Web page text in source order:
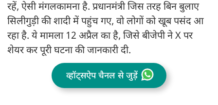
रहें, ऐसी मंगलकामना है. प्रधानमंत्री जिस तरह बिन बुलाए
सिलीगुड़ी की शादी में पहुंच गए, वो लोगों को खूब पसंद आ
रहा है. ये मामला 12 अप्रैल का है, जिसे बीजेपी ने X पर
शेयर कर पूरी घटना की जानकारी दी.
व्हॉट्सऐप चैनल से जुड़ें